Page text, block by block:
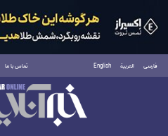
فارسی العربية English تماس با ما
جمعه ۱۶ مرداد ۱۴۰۵